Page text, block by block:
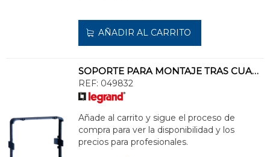
AÑADIR AL CARRITO
SOPORTE PARA MONTAJE TRAS CUADRO PARA INTERRUPTOR HORARIO
REF: 049832
Añade al carrito y sigue el proceso de
compra para ver la disponibilidad y los
precios para profesionales.